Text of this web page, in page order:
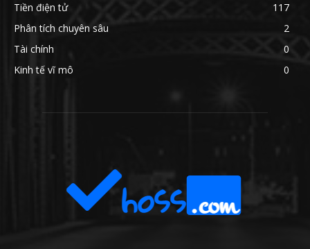
Tiền điện tử
117
Phân tích chuyên sâu
2
Tài chính
0
Kinh tế vĩ mô
0